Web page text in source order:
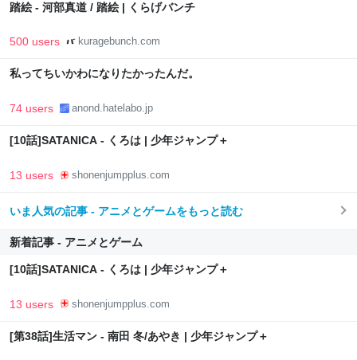
踏絵 - 河部真道 / 踏絵 | くらげバンチ
500 users kuragebunch.com
私ってちいかわになりたかったんだ。
74 users anond.hatelabo.jp
[10話]SATANICA - くろは | 少年ジャンプ＋
13 users shonenjumpplus.com
いま人気の記事 - アニメとゲームをもっと読む
新着記事 - アニメとゲーム
[10話]SATANICA - くろは | 少年ジャンプ＋
13 users shonenjumpplus.com
[第38話]生活マン - 南田 冬/あやき | 少年ジャンプ＋